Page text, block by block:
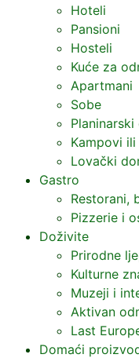
Hoteli
Pansioni
Hosteli
Kuće za
Apartmani
Sobe
Kampovi
Lovački
Gastro
Restorani,
Pizzerie i
Doživite
Prirodne
Kulturne
Muzeji i
Aktivan
Last
Domaći